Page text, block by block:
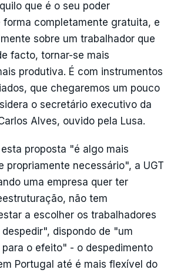
que é o seu poder
forma completamente gratuita, e
sobre um trabalhador que
facto, tornar-se mais
produtiva. É com instrumentos
que chegaremos um pouco
o secretário executivo da
Alves, ouvido pela Lusa.
proposta "é algo mais
propriamente necessário", a UGT
uma empresa quer ter
não tem
a escolher os trabalhadores
dispondo de "um
o efeito" - o despedimento
Portugal até é mais flexível do